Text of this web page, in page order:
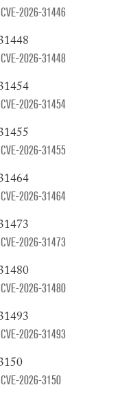
2026-31446
2026-31448
2026-31454
2026-31455
2026-31464
2026-31473
2026-31480
2026-31493
2026-3150